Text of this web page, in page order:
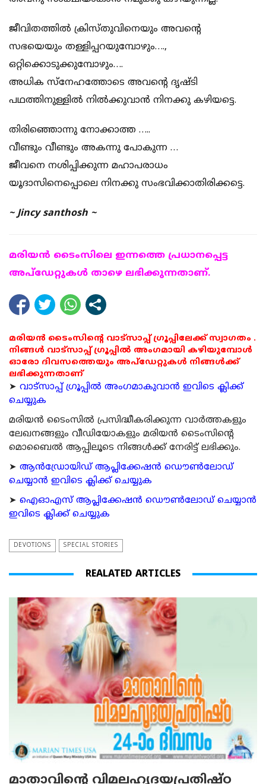
ജീവിതത്തിൽ ക്രിസ്തുവിനെയും അവൻ്റെ
സഭയെയും തള്ളിപ്പറയുമ്പോഴും….,
ഒറ്റിക്കൊടുക്കുമ്പോഴും….
അധിക സ്നേഹത്തോടെ അവൻ്റെ ദൃഷ്ടി
പഥത്തിനുള്ളിൽ നിൽക്കുവാൻ നിനക്കു കഴിയട്ടെ.
തിരിഞ്ഞൊന്നു നോക്കാത്ത …..
വീണ്ടും വീണ്ടും അകന്നു പോകുന്ന …
ജീവനെ നശിപ്പിക്കുന്ന മഹാപരാധം
യൂദാസിനെപ്പൊലെ നിനക്കു സംഭവിക്കാതിരിക്കട്ടെ.
~ Jincy santhosh ~
മരിയന്‍ ടൈംസിലെ ഇന്നത്തെ പ്രധാനപ്പെട്ട
അപ്ഡേറ്റുകള്‍ താഴെ ലഭിക്കുന്നതാണ്.
മരിയൻ ടൈംസിന്റെ വാട്സാപ്പ് ഗ്രൂപ്പിലേക്ക് സ്വാഗതം .
നിങ്ങൾ വാട്സാപ്പ് ഗ്രൂപ്പിൽ അംഗമായി കഴിയുമ്പോൾ
ഓരോ ദിവസത്തെയും അപ്ഡേറ്റുകൾ നിങ്ങൾക്ക്
ലഭിക്കുന്നതാണ്
➤ വാട്സാപ്പ് ഗ്രൂപ്പിൽ അംഗമാകുവാൻ ഇവിടെ ക്ലിക്ക്
ചെയ്യുക
മരിയന്‍ ടൈംസില്‍ പ്രസിദ്ധീകരിക്കുന്ന വാര്‍ത്തകളും
ലേഖനങ്ങളും വീഡിയോകളും മരിയന്‍ ടൈംസിന്റെ
മൊബൈല്‍ ആപ്പിലൂടെ നിങ്ങള്‍ക്ക് നേരിട്ട് ലഭിക്കും.
➤ ആന്‍ഡ്രോയിഡ് ആപ്ലിക്കേഷന്‍ ഡൌണ്‍ലോഡ്
ചെയ്യാന്‍ ഇവിടെ ക്ലിക്ക് ചെയ്യുക
➤ ഐഓഎസ് ആപ്ലിക്കേഷന്‍ ഡൌണ്‍ലോഡ് ചെയ്യാന്‍
ഇവിടെ ക്ലിക്ക് ചെയ്യുക
DEVOTIONS SPECIAL STORIES
REALATED ARTICLES
മാതാവിന്റെ വിമലഹൃദയപ്രതിഷ്ഠ